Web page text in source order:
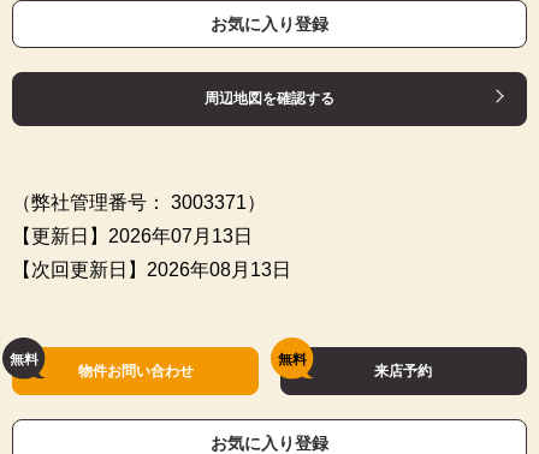
お気に入り登録
周辺地図を確認する
（弊社管理番号： 3003371）
【更新日】2026年07月13日
【次回更新日】2026年08月13日
物件お問い合わせ 来店予約
お気に入り登録